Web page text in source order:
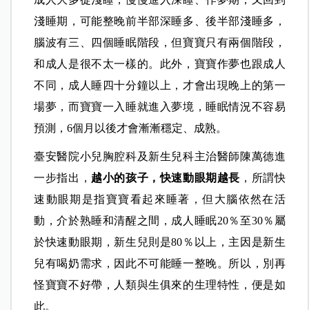
淺睡期，可能整晚前半部深睡多、後半部淺睡多，
腦波有三、四個睡眠階段，但寶寶只有兩個階段，
和成人是很不太一樣的。此外，寶寶作夢也跟成人
不同，成人睡四十分鐘以上，才會出現晚上的第一
場夢，而寶寶一入睡就進入夢境，睡眠情況不容易
預測，6個月以後才會漸漸穩定、成熟。
臺安醫院小兒胸腔科及新生兒科主治醫師陳萬德進
一步指出， 越小的孩子，快速動眼期越長 ，所謂快
速動眼期是指寶寶看起來睡著，但大腦依然在活
動，介於熟睡和清醒之間，成人睡眠20％至30％屬
於快速動眼期，新生兒則是80％以上，主因是新生
兒有喝奶需求，因此不可能睡一整晚。所以，別再
怪寶寶不好帶，人類與生俱來的生理特性，便是如
此。